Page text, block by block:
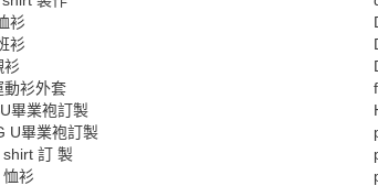
衫
衫
衫
動衫外套
畢業袍訂製
U畢業袍訂製
shirt 訂 製
衫